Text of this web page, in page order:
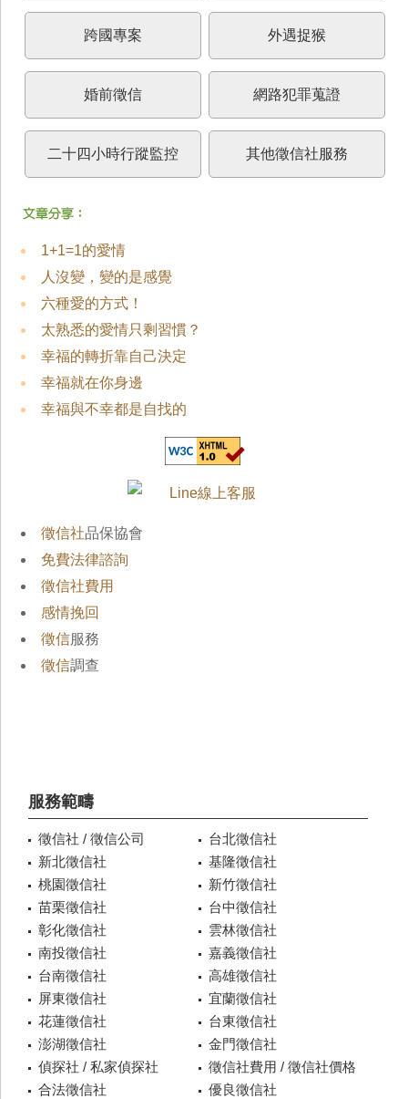
跨國專案 外遇捉猴
婚前徵信 網路犯罪蒐證
二十四小時行蹤監控 其他徵信社服務
1+1=1的愛情
人沒變，變的是感覺
六種愛的方式！
太熟悉的愛情只剩習慣？
幸福的轉折靠自己決定
幸福就在你身邊
幸福與不幸都是自找的
徵信社品保協會
免費法律諮詢
徵信社費用
感情挽回
徵信服務
徵信調查
服務範疇
徵信社 / 徵信公司
台北徵信社
新北徵信社
基隆徵信社
桃園徵信社
新竹徵信社
苗栗徵信社
台中徵信社
彰化徵信社
雲林徵信社
南投徵信社
嘉義徵信社
台南徵信社
高雄徵信社
屏東徵信社
宜蘭徵信社
花蓮徵信社
台東徵信社
澎湖徵信社
金門徵信社
偵探社 / 私家偵探社
徵信社費用 / 徵信社價格
合法徵信社
優良徵信社